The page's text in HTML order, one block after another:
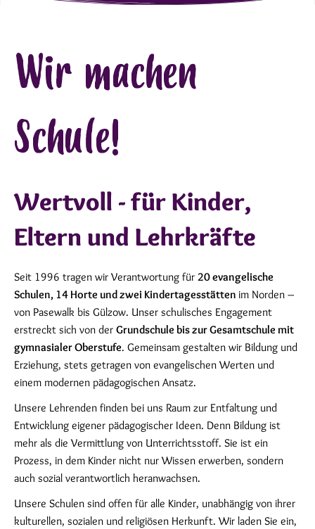
Wir machen
Schule!
Wertvoll - für Kinder,
Eltern und Lehrkräfte
Seit 1996 tragen wir Verantwortung für 20 evangelische
Schulen, 14 Horte und zwei Kindertagesstätten im Norden –
von Pasewalk bis Gülzow. Unser schulisches Engagement
erstreckt sich von der Grundschule bis zur Gesamtschule mit
gymnasialer Oberstufe. Gemeinsam gestalten wir Bildung und
Erziehung, stets getragen von evangelischen Werten und
einem modernen pädagogischen Ansatz.
Unsere Lehrenden finden bei uns Raum zur Entfaltung und
Entwicklung eigener pädagogischer Ideen. Denn Bildung ist
mehr als die Vermittlung von Unterrichtsstoff. Sie ist ein
Prozess, in dem Kinder nicht nur Wissen erwerben, sondern
auch sozial verantwortlich heranwachsen.
Unsere Schulen sind offen für alle Kinder, unabhängig von ihrer
kulturellen, sozialen und religiösen Herkunft. Wir laden Sie ein,